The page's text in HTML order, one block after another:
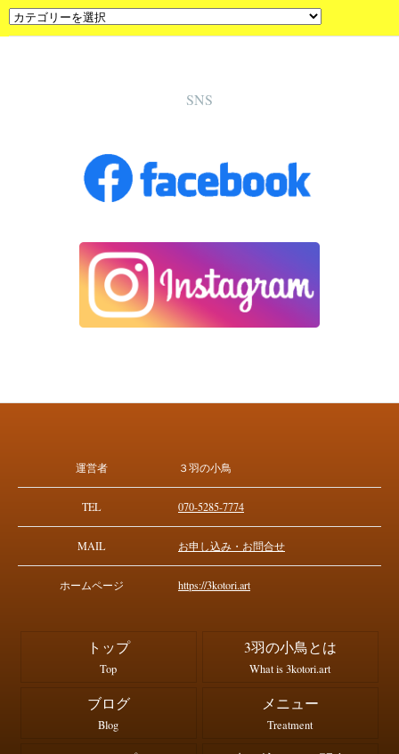
SNS
運営者 ３羽の小鳥
TEL 070-5285-7774
MAIL お申し込み・お問合せ
ホームページ https://3kotori.art
トップ
Top
3羽の小鳥とは
What is 3kotori.art
ブログ
Blog
メニュー
Treatment